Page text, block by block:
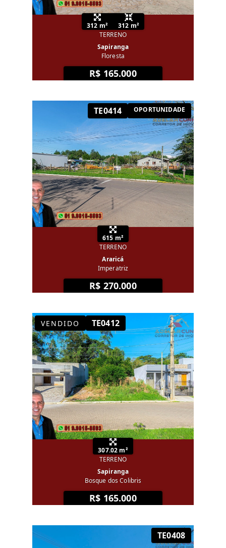
312 m²
312 m²
TERRENO
Sapiranga
Floresta
R$ 165.000
TE0414 OPORTUNIDADE
615 m²
TERRENO
Araricá
Imperatriz
R$ 270.000
VENDIDO TE0412
307.02 m²
TERRENO
Sapiranga
Bosque dos Colibris
R$ 165.000
TE0408